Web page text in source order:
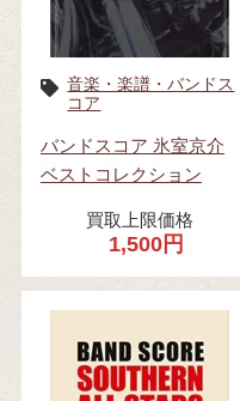
音楽・楽譜・バンドス
コア
バンドスコア 氷室京介
ベストコレクション
買取上限価格
1,500円